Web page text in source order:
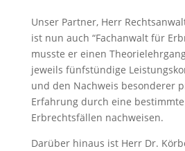
Unser Partner, Herr
ist nun auch “Fachanwalt für
musste er einen
jeweils fünfstündige
und den Nachweis besonderer
Erfahrung durch eine
Erbrechtsfällen nachweisen.
Darüber hinaus ist Herr Dr.